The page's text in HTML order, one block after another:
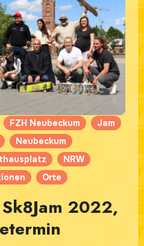
FZH Neubeckum
Jam
Neubeckum
NRW
Orte
2022,